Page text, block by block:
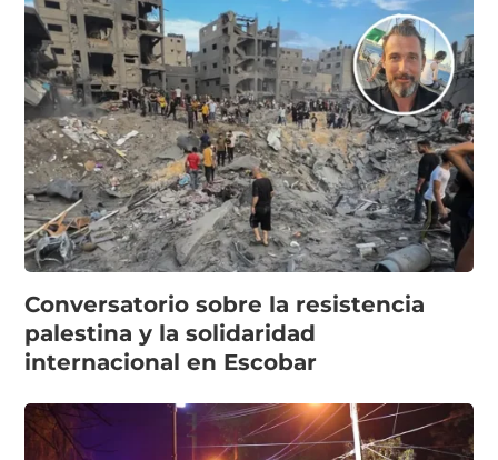
Conversatorio sobre la resistencia
palestina y la solidaridad
internacional en Escobar